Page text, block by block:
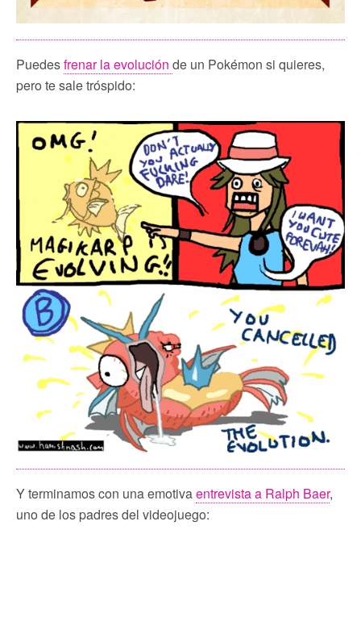
Puedesfrenar la evolución de un Pokémon si quieres,
pero te sale tróspido:
Y terminamos con una emotivaentrevista a Ralph Baer,
uno de los padres del videojuego: